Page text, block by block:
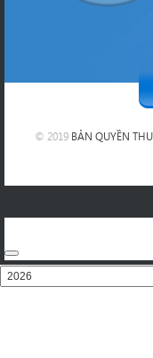
© 2019BẢN QUYỀN